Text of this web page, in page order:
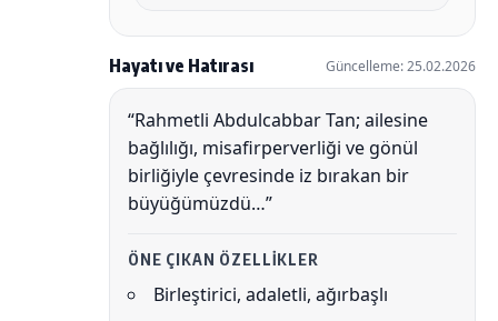
Hayatı ve Hatırası Güncelleme: 25.02.2026
“Rahmetli Abdulcabbar Tan; ailesine
bağlılığı, misafirperverliği ve gönül
birliğiyle çevresinde iz bırakan bir
büyüğümüzdü…”
ÖNE ÇIKAN ÖZELLIKLER
Birleştirici, adaletli, ağırbaşlı